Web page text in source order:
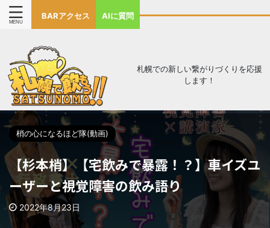
BARアクセス AIに質問
札幌での新しい繋がりづくりを応援
します！
梢の心になるほど隊(動画)
【杉本梢】【宅飲みで暴露！？】車イズユ
ーザーと視覚障害の飲み語り
2022年8月23日